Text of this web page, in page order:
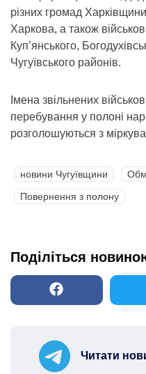
різних громад
Харкова, а також
Куп’янського,
Чугуївського районів.
Імена звільнених
перебування у полоні
розголошуються з
новини Чугуївщини
Повернення з полону
Поділіться
Читати